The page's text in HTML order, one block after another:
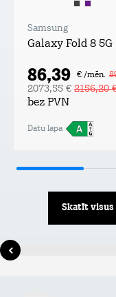
Samsung
Galaxy Fold 8 5G
86,39 € /mēn.
2073,55 € 2156,20
bez PVN
Datu lapa
Skatīt visus